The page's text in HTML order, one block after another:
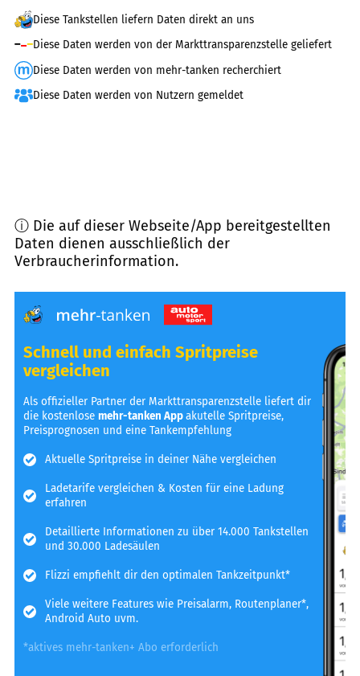
Diese Tankstellen liefern Daten direkt an uns
Diese Daten werden von der Markttransparenzstelle geliefert
Diese Daten werden von mehr-tanken recherchiert
Diese Daten werden von Nutzern gemeldet
ⓘ Die auf dieser Webseite/App bereitgestellten
Daten dienen ausschließlich der
Verbraucherinformation.
Schnell und einfach Spritpreise
vergleichen
Als offizieller Partner der Markttransparenzstelle liefert dir
die kostenlosemehr-tanken Appakutelle Spritpreise,
Preisprognosen und eine Tankempfehlung
Aktuelle Spritpreise in deiner Nähe vergleichen
Ladetarife vergleichen & Kosten für eine Ladung
erfahren
Detaillierte Informationen zu über 14.000 Tankstellen
und 30.000 Ladesäulen
Flizzi empfiehlt dir den optimalen Tankzeitpunkt*
Viele weitere Features wie Preisalarm, Routenplaner*,
Android Auto uvm.
*aktives mehr-tanken+ Abo erforderlich